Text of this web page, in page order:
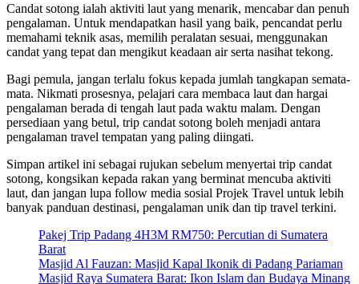
Candat sotong ialah aktiviti laut yang menarik, mencabar dan penuh
pengalaman. Untuk mendapatkan hasil yang baik, pencandat perlu
memahami teknik asas, memilih peralatan sesuai, menggunakan
candat yang tepat dan mengikut keadaan air serta nasihat tekong.
Bagi pemula, jangan terlalu fokus kepada jumlah tangkapan semata-
mata. Nikmati prosesnya, pelajari cara membaca laut dan hargai
pengalaman berada di tengah laut pada waktu malam. Dengan
persediaan yang betul, trip candat sotong boleh menjadi antara
pengalaman travel tempatan yang paling diingati.
Simpan artikel ini sebagai rujukan sebelum menyertai trip candat
sotong, kongsikan kepada rakan yang berminat mencuba aktiviti
laut, dan jangan lupa follow media sosial Projek Travel untuk lebih
banyak panduan destinasi, pengalaman unik dan tip travel terkini.
Pakej Trip Padang 4H3M RM750: Percutian di Sumatera
Barat
Masjid Al Fauzan: Masjid Kapal Ikonik di Padang Pariaman
Masjid Raya Sumatera Barat: Ikon Islam dan Budaya Minang